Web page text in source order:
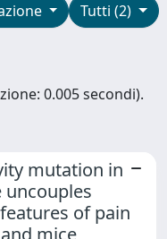
Tutti (2)
0.005 secondi).
mutation in
of pain